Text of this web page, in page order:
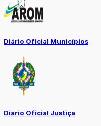
Diário Oficial Municípios
Diario Oficial Justiça